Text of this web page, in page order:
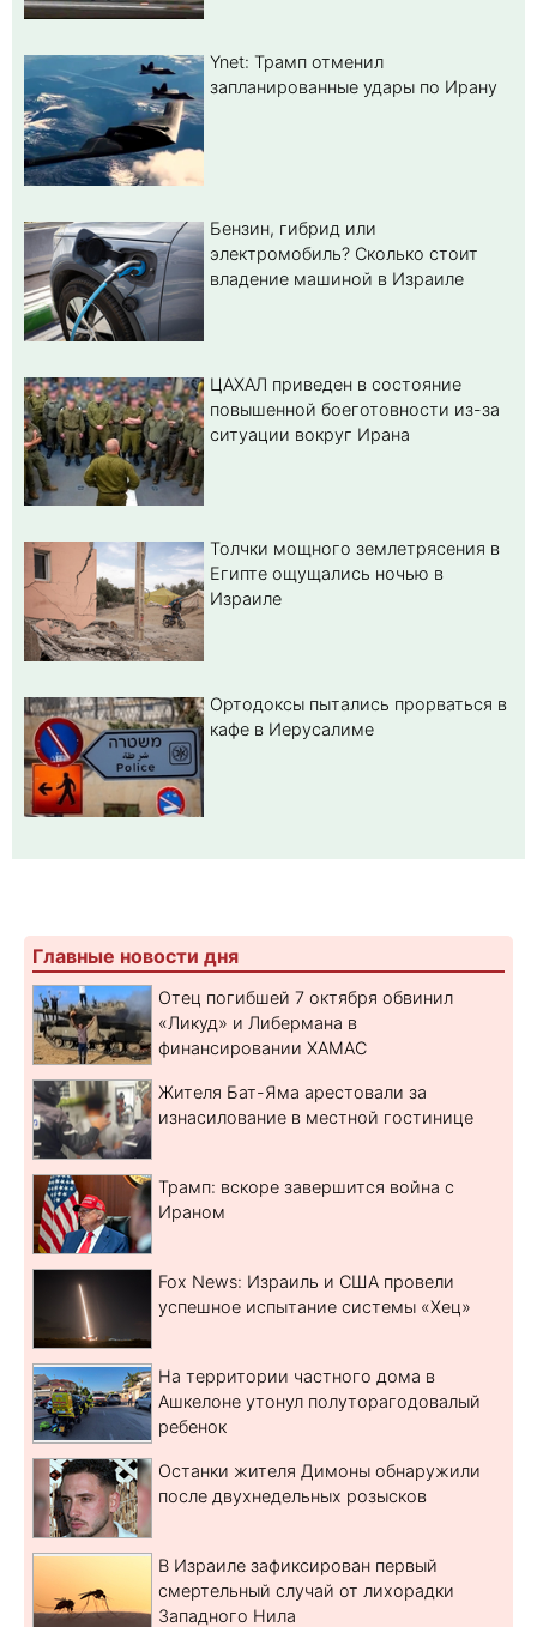
Ynet: Трамп отменил
запланированные удары по Ирану
Бензин, гибрид или
электромобиль? Cколько стоит
владение машиной в Израиле
ЦАХАЛ приведен в состояние
повышенной боеготовности из-за
ситуации вокруг Ирана
Толчки мощного землетрясения в
Египте ощущались ночью в
Израиле
Ортодоксы пытались прорваться в
кафе в Иерусалиме
Главные новости дня
Отец погибшей 7 октября обвинил
«Ликуд» и Либермана в
финансировании ХАМАС
Жителя Бат-Яма арестовали за
изнасилование в местной гостинице
Трамп: вскоре завершится война с
Ираном
Fox News: Израиль и США провели
успешное испытание системы «Хец»
На территории частного дома в
Ашкелоне утонул полуторагодовалый
ребенок
Останки жителя Димоны обнаружили
после двухнедельных розысков
В Израиле зафиксирован первый
смертельный случай от лихорадки
Западного Нила